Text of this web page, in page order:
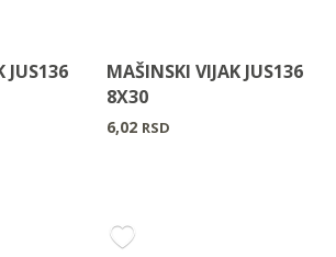
JUS136
MAŠINSKI VIJAK JUS136
8X30
6,02 RSD